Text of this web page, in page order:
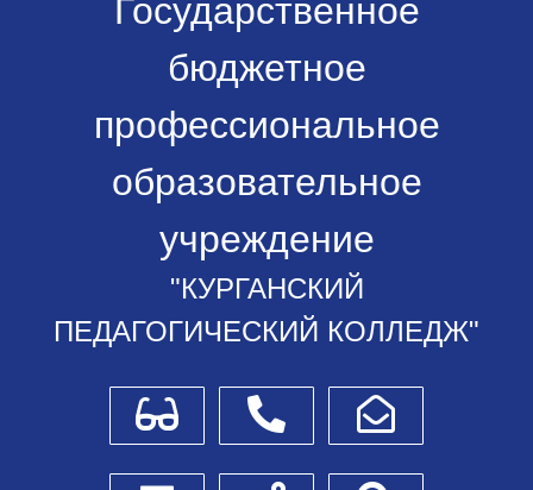
Государственное
бюджетное
профессиональное
образовательное
учреждение
"КУРГАНСКИЙ
ПЕДАГОГИЧЕСКИЙ КОЛЛЕДЖ"
Для слабовидящихТелефоныНаписать обращение